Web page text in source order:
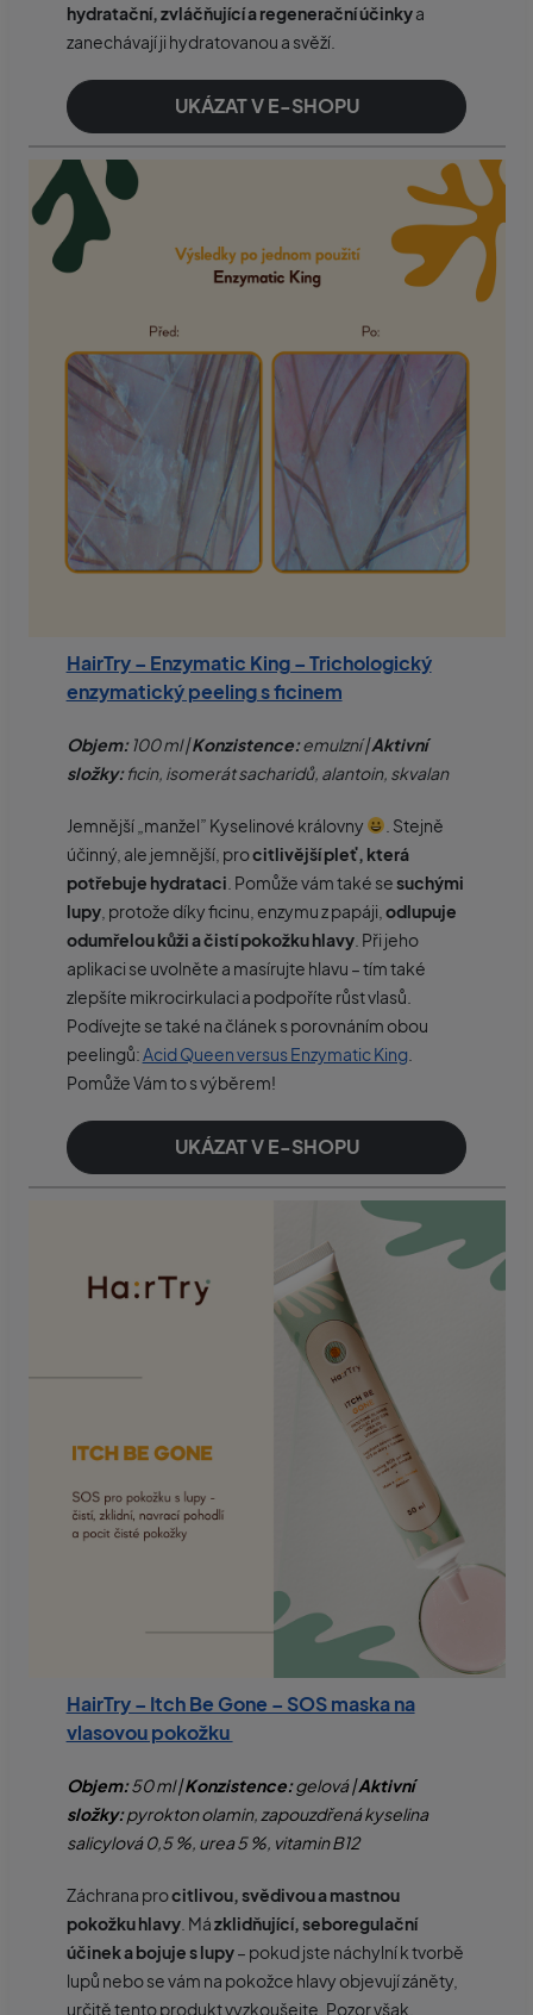
hydratační, zvláčňující a regenerační účinkya
zanechávají ji hydratovanou a svěží.
UKÁZAT V E-SHOPU
HairTry – Enzymatic King – Trichologický
enzymatický peeling s ficinem
Objem: 100 ml |Konzistence:emulzní |Aktivní
složky:ficin, isomerát sacharidů, alantoin, skvalan
Jemnější „manžel” Kyselinové královny
. Stejně
účinný, ale jemnější, procitlivější pleť, která
potřebuje hydrataci . Pomůže vám také sesuchými
lupy, protože díky ficinu, enzymu z papáji, odlupuje
odumřelou kůži a čistí pokožku hlavy. Při jeho
aplikaci se uvolněte a masírujte hlavu – tím také
zlepšíte mikrocirkulaci a podpoříte růst vlasů.
Podívejte se také na článek s porovnáním obou
peelingů: Acid Queen versus Enzymatic King
Pomůže Vám to s výběrem!
UKÁZAT V E-SHOPU
HairTry – Itch Be Gone – SOS maska na
vlasovou pokožku
Objem:50 ml |Konzistence:gelová |Aktivní
složky:pyrokton olamin, zapouzdřená kyselina
salicylová 0,5 %, urea 5 %, vitamin B12
Záchrana procitlivou, svědivou a mastnou
pokožku hlavy. Mázklidňující, seboregulační
účinek a bojuje s lupy– pokud jste náchylní k tvorbě
lupů nebo se vám na pokožce hlavy objevují záněty,
určitě tento produkt vyzkoušejte. Pozor však,